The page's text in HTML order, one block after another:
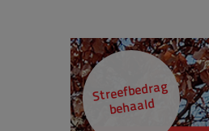
Streefbedrag
behaald